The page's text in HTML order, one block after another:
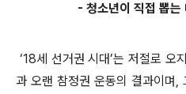
- 청소년이 직접 뽑는
‘18세 선거권 시대’는 저절로 오
과 오랜 참정권 운동의 결과이며,